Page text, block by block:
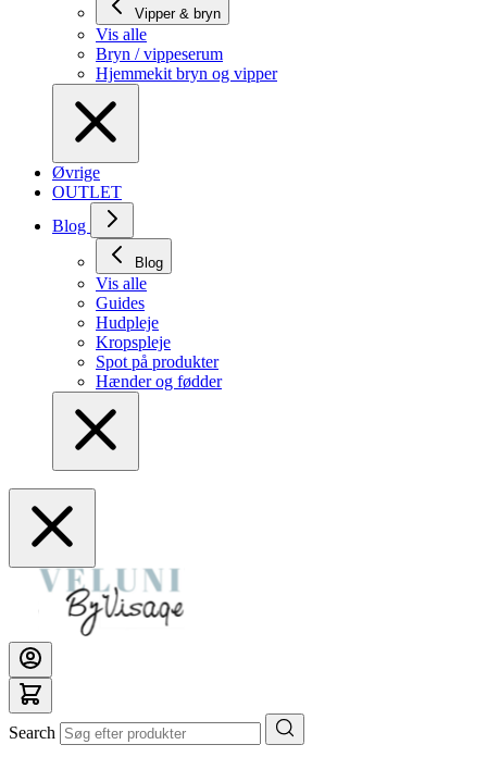
Vipper & bryn
Vis alle
Bryn / vippeserum
Hjemmekit bryn og vipper
Øvrige
OUTLET
Blog
Blog
Vis alle
Guides
Hudpleje
Kropspleje
Spot på produkter
Hænder og fødder
Search